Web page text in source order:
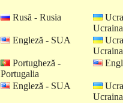
Rusă - Rusia
Ucraina
Engleză - SUA
Ucraina
Portugheză -
Portugalia
Engleză - SUA
Ucraina